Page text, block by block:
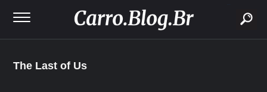
The Last of Us